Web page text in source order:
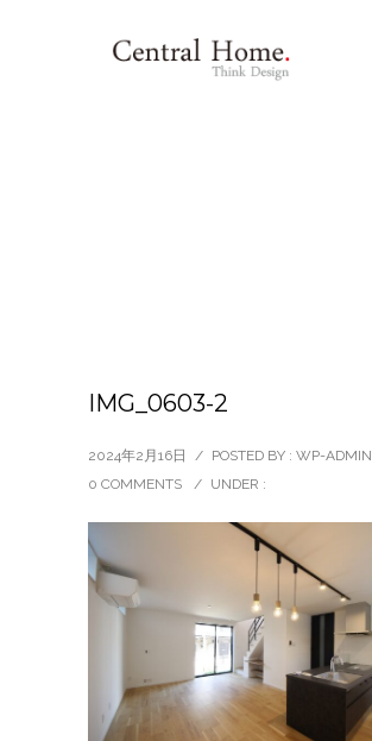
IMG_0603-2
2024年2月16日 / POSTED BY : WP-ADMIN
0 COMMENTS
/ UNDER :